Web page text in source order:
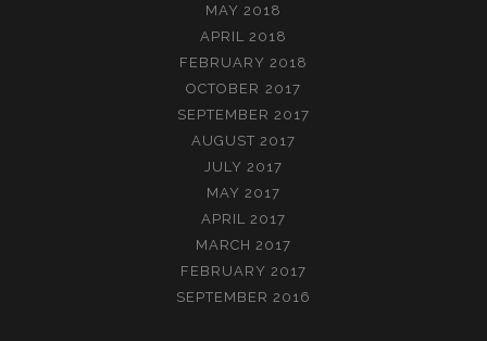
MAY 2018
APRIL 2018
FEBRUARY 2018
OCTOBER 2017
SEPTEMBER 2017
AUGUST 2017
JULY 2017
MAY 2017
APRIL 2017
MARCH 2017
FEBRUARY 2017
SEPTEMBER 2016